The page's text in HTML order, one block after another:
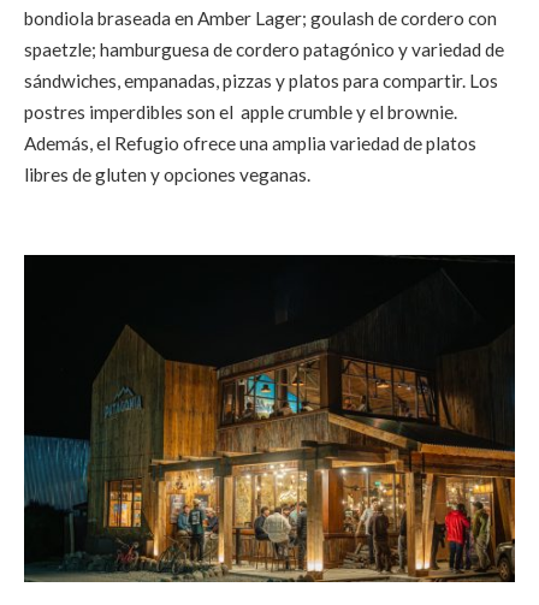
bondiola braseada en Amber Lager; goulash de cordero con
spaetzle; hamburguesa de cordero patagónico y variedad de
sándwiches, empanadas, pizzas y platos para compartir. Los
postres imperdibles son el apple crumble y el brownie.
Además, el Refugio ofrece una amplia variedad de platos
libres de gluten y opciones veganas.